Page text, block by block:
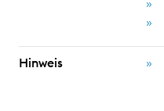
Hinweis